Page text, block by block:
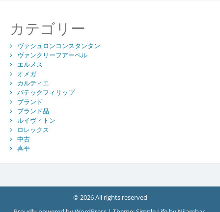
カテゴリー
ヴァシュロンコンスタンタン
ヴァンクリーフアーペル
エルメス
オメガ
カルティエ
パテックフィリップ
ブランド
ブランド品
ルイヴィトン
ロレックス
中古
喜平
© 2026 All rights reserved